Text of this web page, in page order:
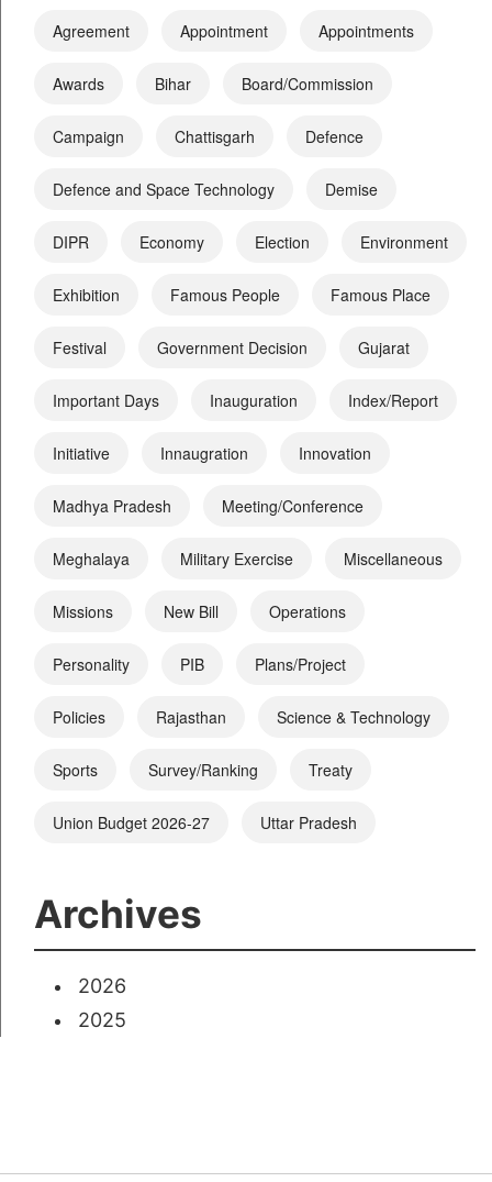
Agreement Appointment Appointments
Awards Bihar Board/Commission
Campaign Chattisgarh Defence
Defence and Space Technology Demise
DIPR Economy Election Environment
Exhibition Famous People Famous Place
Festival Government Decision Gujarat
Important Days Inauguration Index/Report
Initiative Innaugration Innovation
Madhya Pradesh Meeting/Conference
Meghalaya Military Exercise Miscellaneous
Missions New Bill Operations
Personality PIB Plans/Project
Policies Rajasthan Science & Technology
Sports Survey/Ranking Treaty
Union Budget 2026-27 Uttar Pradesh
Archives
2026
2025